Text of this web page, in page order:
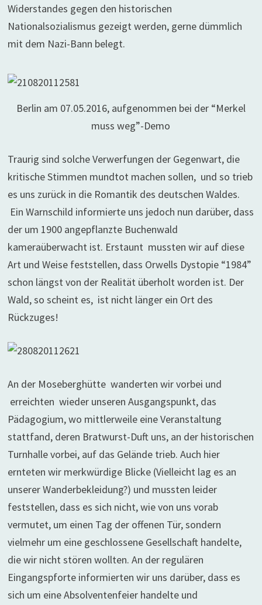
Widerstandes gegen den historischen
Nationalsozialismus gezeigt werden, gerne dümmlich
mit dem Nazi-Bann belegt.
Berlin am 07.05.2016, aufgenommen bei der “Merkel
muss weg”-Demo
Traurig sind solche Verwerfungen der Gegenwart, die
kritische Stimmen mundtot machen sollen, und so trieb
es uns zurück in die Romantik des deutschen Waldes.
Ein Warnschild informierte uns jedoch nun darüber, dass
der um 1900 angepflanzte Buchenwald
kameraüberwacht ist. Erstaunt mussten wir auf diese
Art und Weise feststellen, dass Orwells Dystopie “1984”
schon längst von der Realität überholt worden ist. Der
Wald, so scheint es, ist nicht länger ein Ort des
Rückzuges!
An der Moseberghütte wanderten wir vorbei und
erreichten wieder unseren Ausgangspunkt, das
Pädagogium, wo mittlerweile eine Veranstaltung
stattfand, deren Bratwurst-Duft uns, an der historischen
Turnhalle vorbei, auf das Gelände trieb. Auch hier
ernteten wir merkwürdige Blicke (Vielleicht lag es an
unserer Wanderbekleidung?) und mussten leider
feststellen, dass es sich nicht, wie von uns vorab
vermutet, um einen Tag der offenen Tür, sondern
vielmehr um eine geschlossene Gesellschaft handelte,
die wir nicht stören wollten. An der regulären
Eingangspforte informierten wir uns darüber, dass es
sich um eine Absolventenfeier handelte und